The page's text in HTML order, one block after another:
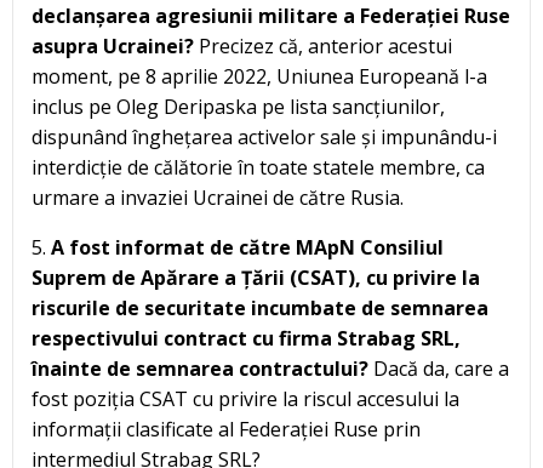
declanșarea agresiunii militare a Federației Ruse
asupra Ucrainei? Precizez că, anterior acestui
moment, pe 8 aprilie 2022, Uniunea Europeană l-a
inclus pe Oleg Deripaska pe lista sancțiunilor,
dispunând înghețarea activelor sale și impunându-i
interdicție de călătorie în toate statele membre, ca
urmare a invaziei Ucrainei de către Rusia.
5. A fost informat de către MApN Consiliul
Suprem de Apărare a Țării (CSAT), cu privire la
riscurile de securitate incumbate de semnarea
respectivului contract cu firma Strabag SRL,
înainte de semnarea contractului? Dacă da, care a
fost poziția CSAT cu privire la riscul accesului la
informații clasificate al Federației Ruse prin
intermediul Strabag SRL?